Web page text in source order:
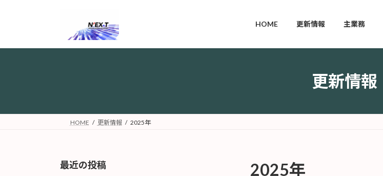
プ
動
HOME 更新情報 主業務
更新情報
HOME 更新情報 2025年
2025年
最近の投稿